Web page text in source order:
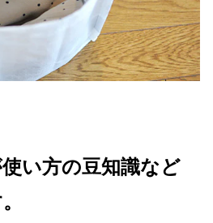
い方の豆知識など